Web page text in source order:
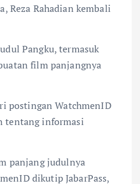
Reza Rahadian kembali
Pangku, termasuk
film panjangnya
postingan WatchmenID
tentang informasi
panjang judulnya
dikutip JabarPass,